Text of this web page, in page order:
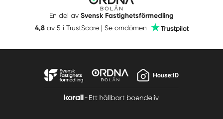
Bolån
En del av Svensk Fastighetsförmedling
4,8av 5 i TrustScore | Se omdömen Trustpilot